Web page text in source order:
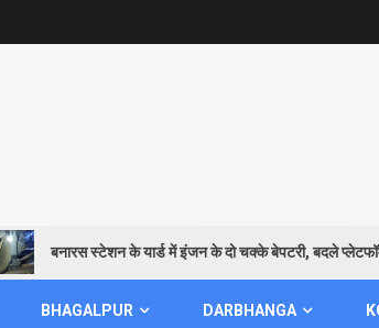
बनारस स्टेशन के यार्ड में इंजन के दो चक्के बेपटरी, बदले प्लेटफॉर्म से
BHAGALPUR DARBHANGA